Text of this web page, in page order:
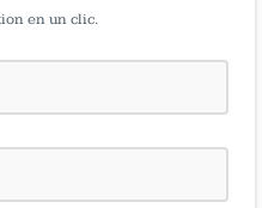
en un clic.